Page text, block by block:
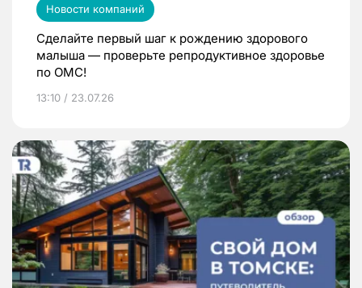
Новости компаний
Сделайте первый шаг к рождению здорового
малыша — проверьте репродуктивное здоровье
по ОМС!
13:10 / 23.07.26